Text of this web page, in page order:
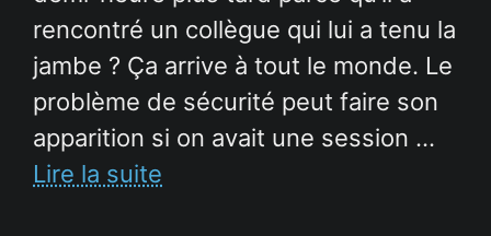
rencontré un collègue qui lui a tenu la
jambe ? Ça arrive à tout le monde. Le
problème de sécurité peut faire son
apparition si on avait une session …
Lire la suite